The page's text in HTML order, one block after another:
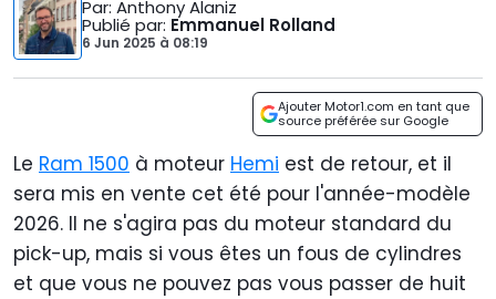
Par: Anthony Alaniz
Publié par: Emmanuel Rolland
6 Jun 2025 à 08:19
Ajouter Motor1.com en tant que
source préférée sur Google
Le Ram 1500 à moteur Hemi est de retour, et il
sera mis en vente cet été pour l'année-modèle
2026. Il ne s'agira pas du moteur standard du
pick-up, mais si vous êtes un fous de cylindres
et que vous ne pouvez pas vous passer de huit